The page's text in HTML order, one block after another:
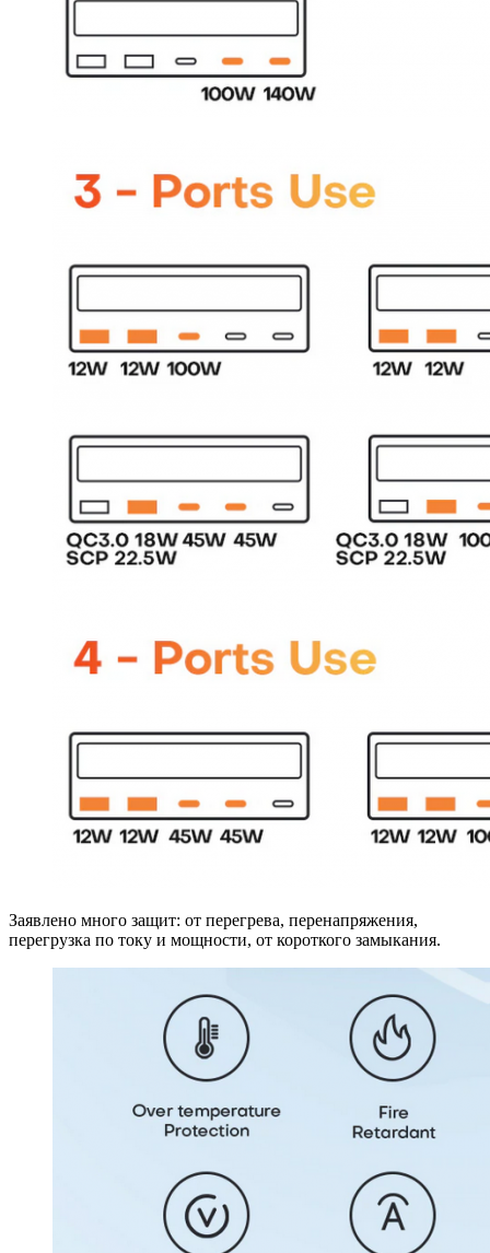
Заявлено много защит: от перегрева, перенапряжения,
перегрузка по току и мощности, от короткого замыкания.